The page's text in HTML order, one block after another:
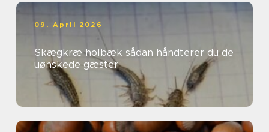
09. April 2026
Skægkræ holbæk sådan håndterer du de
uønskede gæster